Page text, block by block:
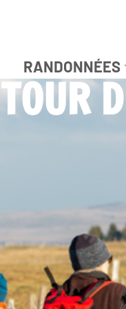
RANDONNÉES
TOUR